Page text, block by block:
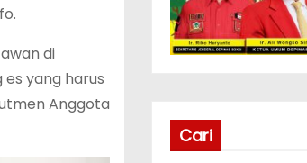
di
yang harus
Anggota
Cari